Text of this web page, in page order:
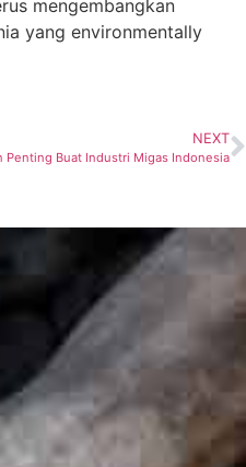
mengembangkan
yang environmentally
NEXT
Penting Buat Industri Migas Indonesia